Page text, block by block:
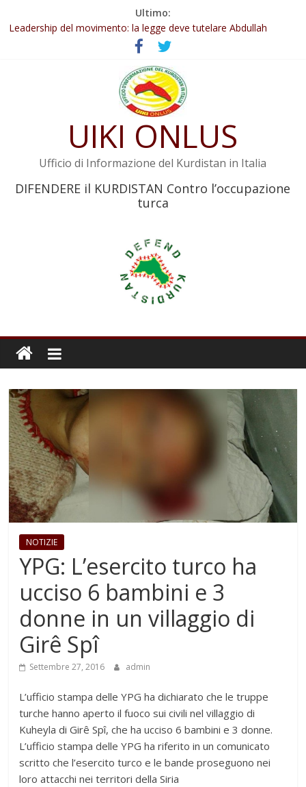
Ultimo:
Abdullah Öcalan: Le legge negativa deve essere trasformata in
legge positiva
Leadership del movimento: la legge deve tutelare Abdullah
Commissione donne del KNK: Şengal è di nuovo sotto minaccia
Non tenere conto della situazione di Rêber Apo ostacolerebbe
Il KNK chiede un’azione internazionale contro i crimini di guerra
UIKI ONLUS
Ufficio di Informazione del Kurdistan in Italia
DIFENDERE il KURDISTAN Contro l’occupazione
turca
NOTIZIE
YPG: L’esercito turco ha
ucciso 6 bambini e 3
donne in un villaggio di
Girê Spî
Settembre 27, 2016 admin
L’ufficio stampa delle YPG ha dichiarato che le truppe
turche hanno aperto il fuoco sui civili nel villaggio di
Kuheyla di Girê Spî, che ha ucciso 6 bambini e 3 donne.
L’ufficio stampa delle YPG ha riferito in un comunicato
scritto che l’esercito turco e le bande proseguono nei
loro attacchi nei territori della Siria